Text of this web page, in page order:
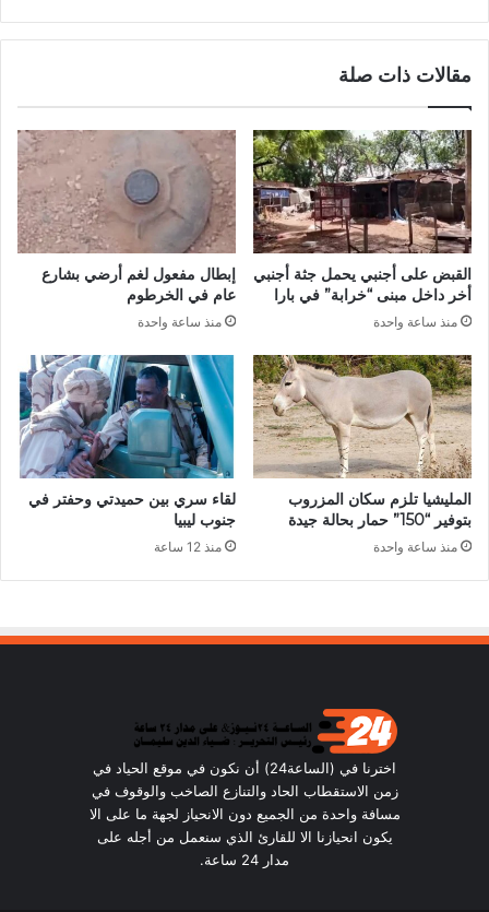
مقالات ذات صلة
القبض على أجنبي يحمل جثة أجنبي
أخر داخل مبنى “خرابة” في بارا
منذ ساعة واحدة
إبطال مفعول لغم أرضي بشارع
عام في الخرطوم
منذ ساعة واحدة
المليشيا تلزم سكان المزروب
بتوفير “150” حمار بحالة جيدة
منذ ساعة واحدة
لقاء سري بين حميدتي وحفتر في
جنوب ليبيا
منذ 12 ساعة
اخترنا في (الساعة24) أن نكون في موقع الحياد في
زمن الاستقطاب الحاد والتنازع الصاخب والوقوف في
مسافة واحدة من الجميع دون الانحياز لجهة ما على الا
يكون انحيازنا الا للقارئ الذي سنعمل من أجله على
مدار 24 ساعة.